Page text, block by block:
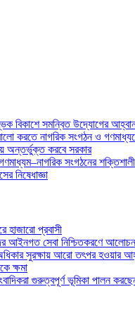
বিকাশে সমন্বিত উদ্যোগের
করতে নাগরিক সংগঠন ও
অন্তর্ভুক্ত করবে সরকার
সংগঠনের
নিষেধাজ্ঞা
হাজারো প্রবাসী
আইনগত সেবা নিশ্চিতকরণে
সুরক্ষায় আরো তৎপর হওয়ার
ক্ষমা
গুরুত্বপূর্ণ ভূমিকা পালন